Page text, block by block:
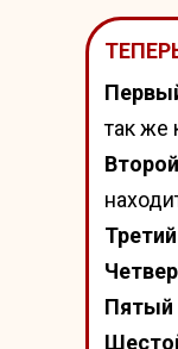
так же
Второй
Третий
Пятый